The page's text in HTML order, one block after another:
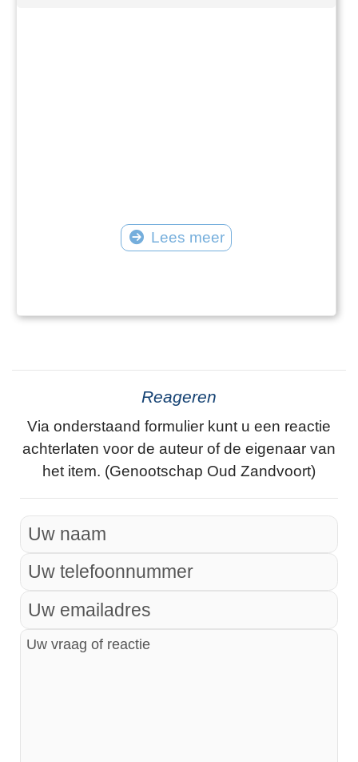
Lees meer
Reageren
Via onderstaand formulier kunt u een reactie
achterlaten voor de auteur of de eigenaar van
het item. (Genootschap Oud Zandvoort)